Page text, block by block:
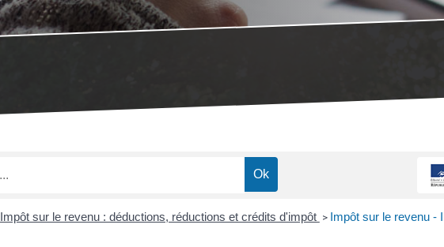
Impôt sur le revenu : déductions, réductions et crédits d'impôt > Impôt sur le revenu -